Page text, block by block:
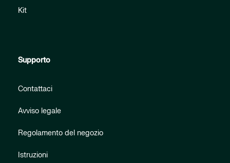
Kit
Supporto
Contattaci
Avviso legale
Regolamento del negozio
Istruzioni